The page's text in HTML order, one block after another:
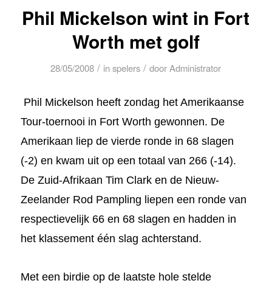
Phil Mickelson wint in Fort
Worth met golf
28/05/2008 / inspelers / doorAdministrator
Phil Mickelson heeft zondag het Amerikaanse
Tour-toernooi in Fort Worth gewonnen. De
Amerikaan liep de vierde ronde in 68 slagen
(-2) en kwam uit op een totaal van 266 (-14).
De Zuid-Afrikaan Tim Clark en de Nieuw-
Zeelander Rod Pampling liepen een ronde van
respectievelijk 66 en 68 slagen en hadden in
het klassement één slag achterstand.
Met een birdie op de laatste hole stelde